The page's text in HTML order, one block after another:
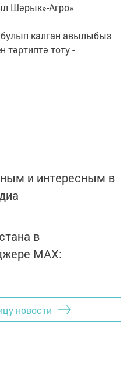
Шәрык»-Агро»
калган авылыбыз
тәртиптә тоту -
и интересным в
в
MАХ:
новости